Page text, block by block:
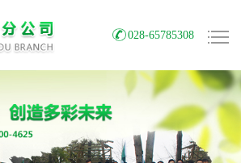
028-65785308